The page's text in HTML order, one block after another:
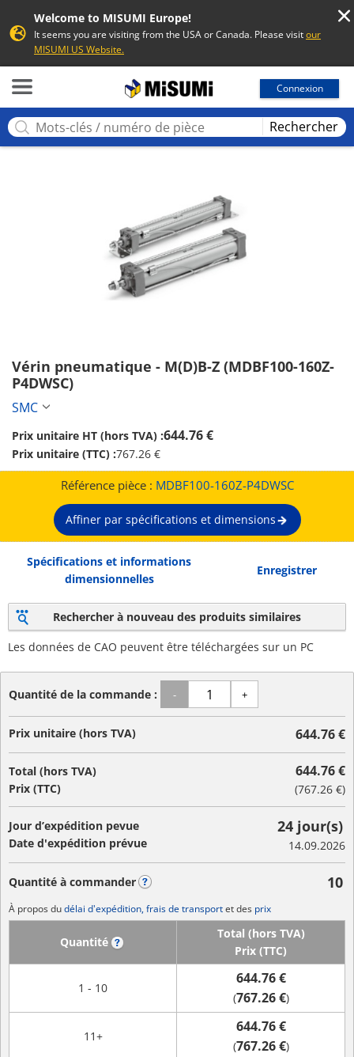
Welcome to MISUMI Europe!
It seems you are visiting from the USA or Canada. Please visitour
MISUMI US Website.
Connexion
Rechercher
Vérin pneumatique - M(D)B-Z (MDBF100-160Z-
P4DWSC)
SMC
Prix unitaire HT (hors TVA) :644.76 €
Prix unitaire (TTC) :767.26 €
Référence pièce : MDBF100-160Z-P4DWSC
Affiner par spécifications et dimensions
Spécifications et informations
dimensionnelles
Enregistrer
Rechercher à nouveau des produits similaires
Les données de CAO peuvent être téléchargées sur un PC
Quantité de la commande : - +
Prix unitaire (hors TVA) 644.76 €
Total (hors TVA)
Prix (TTC)
644.76 €
(767.26 €)
Jour d’expédition pevue
Date d'expédition prévue
24 jour(s)
14.09.2026
Quantité à commander 10
À propos dudélai d'expédition, frais de transportet des prix
Quantité
Total (hors TVA)
Prix (TTC)
1 - 10
644.76 €
(767.26 €)
11+
644.76 €
(767.26 €)